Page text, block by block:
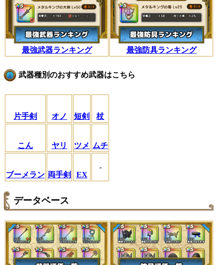
最強武器ランキング 最強防具ランキング
武器種別のおすすめ武器はこちら
片手剣 オノ 短剣 杖
こん ヤリ ツメ ムチ
ブーメラン 両手剣 EX
-
データベース